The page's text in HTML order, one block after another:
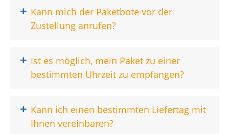
+ Kann mich der Paketbote vor der
Zustellung anrufen?
+ Ist es möglich, mein Paket zu einer
bestimmten Uhrzeit zu empfangen?
+ Kann ich einen bestimmten Liefertag mit
Ihnen vereinbaren?